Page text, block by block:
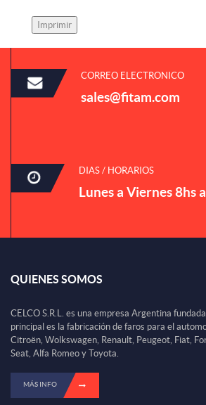
CORREO ELECTRONICO
sales@fitam.com
DIAS / HORARIOS
Lunes a Viernes 8hs
QUIENES SOMOS
CELCO S.R.L. es una empresa Argentina
principal es la fabricación de faros para el
Citroën, Wolkswagen, Renault, Peugeot, Fiat,
Seat, Alfa Romeo y Toyota.
MÁS INFO